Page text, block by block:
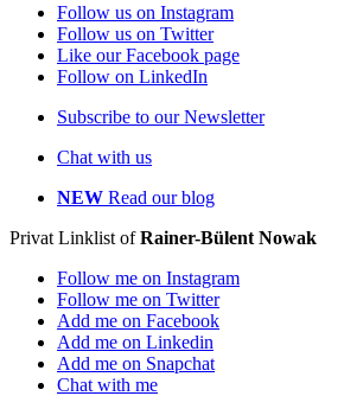
Follow us on Instagram
Follow us on Twitter
Like our Facebook page
Follow on LinkedIn
Subscribe to our Newsletter
Chat with us
NEW Read our blog
Privat Linklist ofRainer-Bülent Nowak
Follow me on Instagram
Follow me on Twitter
Add me on Facebook
Add me on Linkedin
Add me on Snapchat
Chat with me